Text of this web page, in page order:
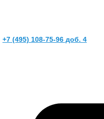
+7 (495) 108-75-96 доб. 4